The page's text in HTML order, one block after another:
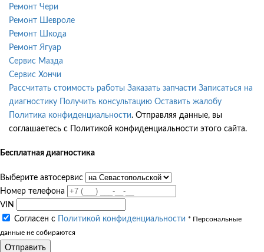
Ремонт Чери
Ремонт Шевроле
Ремонт Шкода
Ремонт Ягуар
Сервис Мазда
Сервис Хончи
Рассчитать стоимость работы Заказать запчасти Записаться на
диагностику
Получить консультацию Оставить жалобу
Политика конфиденциальности. Отправляя данные, вы
соглашаетесь с Политикой конфиденциальности этого сайта.
Бесплатная диагностика
Выберите автосервис
Номер телефона
VIN
Согласен с
Политикой конфиденциальности * Персональные
данные не собираются
Отправить